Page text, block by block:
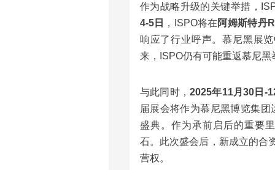
作为战略升级的关键举措，
4-5日
，ISPO将在阿姆斯特丹
响应了行业呼声。慕尼黑展
来，ISPO仍有可能重返慕尼黑
与此同时， 2025年11月30日-
届展会将作为慕尼黑博览集
盛典。作为承前启后的重要
石。此次盛会后，新成立的合
营权。